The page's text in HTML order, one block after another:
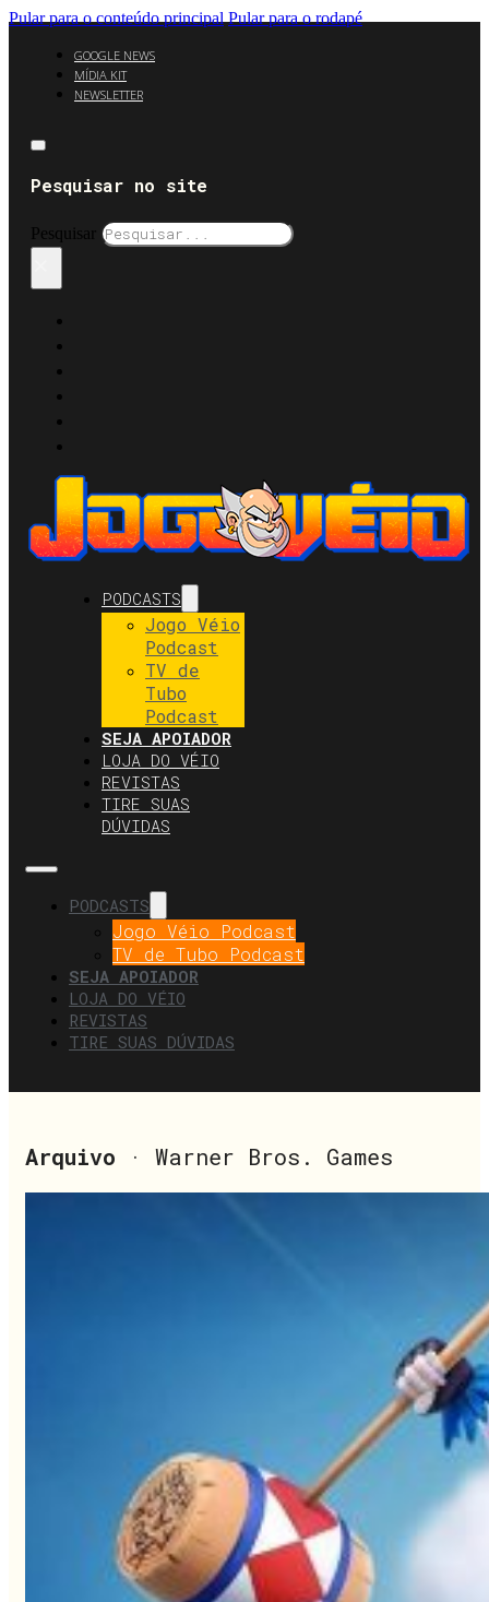
Pular para o conteúdo principal Pular para o rodapé
GOOGLE NEWS
MÍDIA KIT
NEWSLETTER
Pesquisar no site
Pesquisar
PODCASTS
Jogo Véio
Podcast
TV de
Tubo
Podcast
SEJA APOIADOR
LOJA DO VÉIO
REVISTAS
TIRE SUAS
DÚVIDAS
PODCASTS
Jogo Véio Podcast
TV de Tubo Podcast
SEJA APOIADOR
LOJA DO VÉIO
REVISTAS
TIRE SUAS DÚVIDAS
Arquivo · Warner Bros. Games